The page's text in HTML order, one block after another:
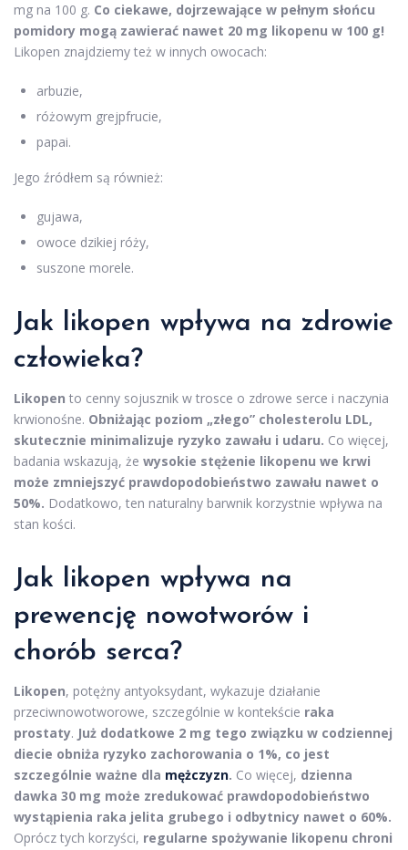
mg na 100 g. Co ciekawe, dojrzewające w pełnym słońcu
pomidory mogą zawierać nawet 20 mg likopenu w 100 g!
Likopen znajdziemy też w innych owocach:
arbuzie,
różowym grejpfrucie,
papai.
Jego źródłem są również:
gujawa,
owoce dzikiej róży,
suszone morele.
Jak likopen wpływa na zdrowie
człowieka?
Likopen to cenny sojusznik w trosce o zdrowe serce i naczynia
krwionośne. Obniżając poziom „złego” cholesterolu LDL,
skutecznie minimalizuje ryzyko zawału i udaru. Co więcej,
badania wskazują, że wysokie stężenie likopenu we krwi
może zmniejszyć prawdopodobieństwo zawału nawet o
50%. Dodatkowo, ten naturalny barwnik korzystnie wpływa na
stan kości.
Jak likopen wpływa na
prewencję nowotworów i
chorób serca?
Likopen, potężny antyoksydant, wykazuje działanie
przeciwnowotworowe, szczególnie w kontekście raka
prostaty. Już dodatkowe 2 mg tego związku w codziennej
diecie obniża ryzyko zachorowania o 1%, co jest
szczególnie ważne dla mężczyzn. Co więcej, dzienna
dawka 30 mg może zredukować prawdopodobieństwo
wystąpienia raka jelita grubego i odbytnicy nawet o 60%.
Oprócz tych korzyści, regularne spożywanie likopenu chroni